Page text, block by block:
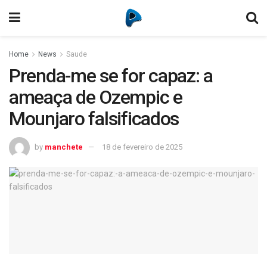
Home News Saude
Prenda-me se for capaz: a
ameaça de Ozempic e
Mounjaro falsificados
by manchete 18 de fevereiro de 2025